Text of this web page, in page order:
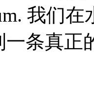
我们
一条真正